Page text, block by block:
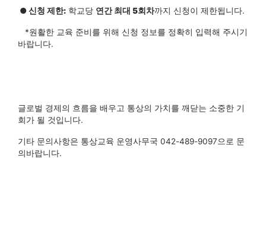
●신청 제한: 학교당 연간 최대 5회차까지 신청이 제한됩니다.
*원활한 교육 준비를 위해 신청 정보를 정확히 입력해 주시기
바랍니다.
글로벌 경제의 흐름을 배우고 통상의 가치를 깨닫는 소중한 기
회가 될 것입니다.
기타 문의사항은 통상교육 운영사무국 042-489-9097으로 문
의바랍니다.